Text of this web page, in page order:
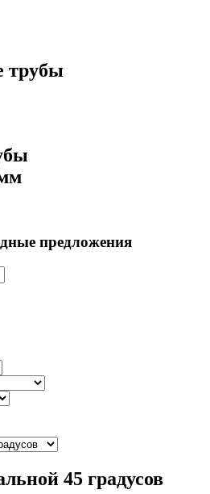
трубы
предложения
45 градусов